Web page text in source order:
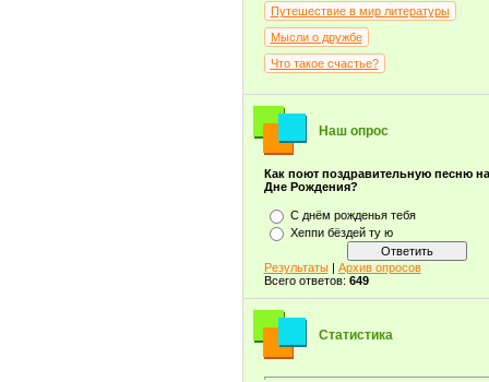
Путешествие в мир литературы
Мысли о дружбе
Что такое счастье?
Наш опрос
Как поют поздравительную песню
Дне Рождения?
С днём рожденья тебя
Хеппи бёздей ту ю
Результаты| Архив опросов
Всего ответов: 649
Статистика